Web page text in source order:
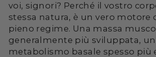
voi, signori? Perché il vostro
stessa natura, è un vero motore
pieno regime. Una massa
generalmente più sviluppata, un
metabolismo basale spesso più